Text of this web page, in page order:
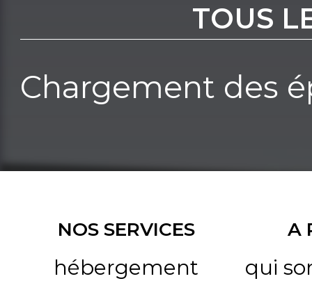
TOUS
Chargement des
NOS SERVICES
hébergement
A
qui